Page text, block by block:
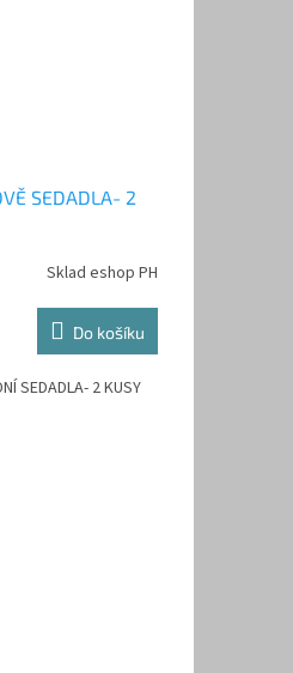
SEDADLA- 2
Sklad eshop PH
Do košíku
SEDADLA- 2 KUSY